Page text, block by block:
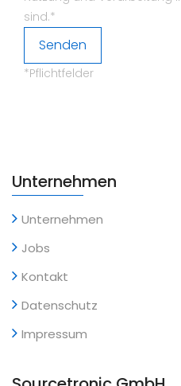
sind.*
*Pflichtfelder
Unternehmen
Unternehmen
Jobs
Kontakt
Datenschutz
Impressum